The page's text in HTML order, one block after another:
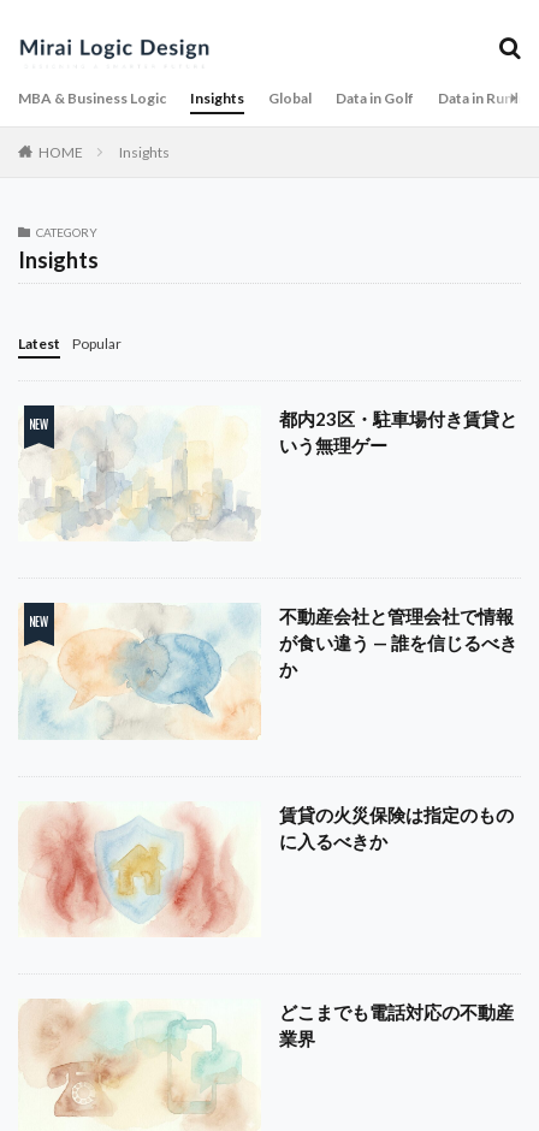
MBA & Business Logic Insights Global Data in Golf Data in
HOME Insights
CATEGORY
Insights
Latest Popular
都内23区・駐車場付き賃貸と
いう無理ゲー
不動産会社と管理会社で情報
が食い違う — 誰を信じるべき
か
賃貸の火災保険は指定のもの
に入るべきか
どこまでも電話対応の不動産
業界